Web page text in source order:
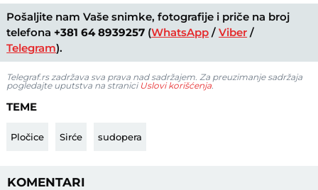
Pošaljite nam Vaše snimke, fotografije i priče na broj
telefona +381 64 8939257 (WhatsApp /Viber /
Telegram).
Telegraf.rs zadržava sva prava nad sadržajem. Za preuzimanje sadržaja
pogledajte uputstva na stranici Uslovi korišćenja.
TEME
Pločice Sirće sudopera
KOMENTARI